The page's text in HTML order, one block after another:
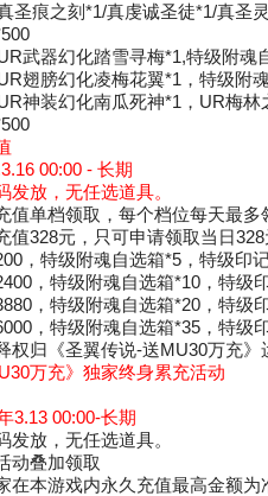
圣痕之刻*1/真虔诚圣徒*1/真圣
武器幻化踏雪寻梅*1,特级附魂
翅膀幻化凌梅花翼*1，特级附
神装幻化南瓜死神*1，UR梅
00:00 - 长期
发放，无任选道具。
值单档领取，每个档位每天最多
值328元，只可申请领取当日328
，特级附魂自选箱*5，特级印
，特级附魂自选箱*10，特级
，特级附魂自选箱*20，特级
，特级附魂自选箱*35，特级
权归《圣翼传说-送MU30万充》
万充》独家终身累充活动
3.13 00:00-长期
发放，无任选道具。
动叠加领取
在本游戏内永久充值最高金额为